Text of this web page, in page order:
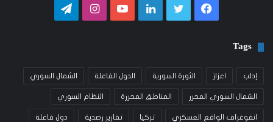
فيسبوكتويتر لينكدإنيوتيوبانستقرامتيلقرام
Tags
إدلب اعزاز الثورة السورية الدول الفاعلة الشمال السوري
الشمال السوري المحرر المناطق المحررة النظام السوري
انفوغراف الواقع العسكري تركيا تقارير رصدية دول فاعلة